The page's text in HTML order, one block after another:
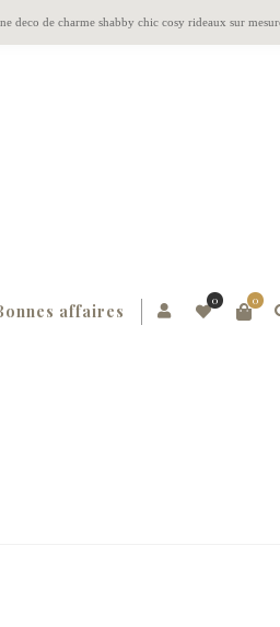
deco de charme shabby chic cosy rideaux sur
0
0
affaires